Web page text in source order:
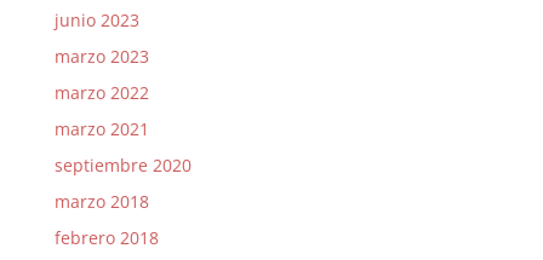
junio 2023
marzo 2023
marzo 2022
marzo 2021
septiembre 2020
marzo 2018
febrero 2018